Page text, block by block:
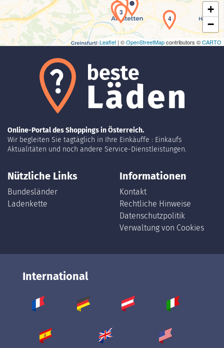
1
23
4
+
−
Leaflet | ©OpenStreetMapcontributors ©CARTO
Online-Portal des Shoppings in Österreich.
Wir begleiten Sie tagtäglich in Ihre Einkäuffe : Einkaufs
Aktualitäten und noch andere Service-Dienstleistungen.
Nützliche Links
Bundesländer
Ladenkette
Informationen
Kontakt
Rechtliche Hinweise
Datenschutzpolitik
Verwaltung von Cookies
International